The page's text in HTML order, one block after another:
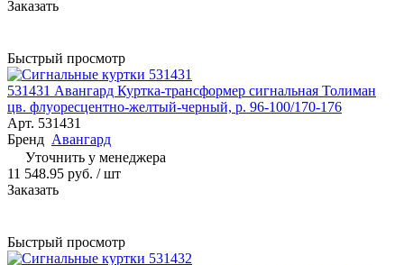
Заказать
Быстрый просмотр
531431 Авангард Куртка-трансформер сигнальная Толиман
цв. флуоресцентно-желтый-черный, р. 96-100/170-176
Арт. 531431
Бренд Авангард
Уточнить у менеджера
11 548.95 руб. / шт
Заказать
Быстрый просмотр